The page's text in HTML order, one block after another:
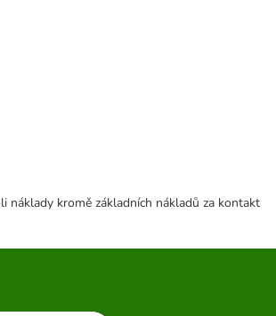
náklady kromě základních nákladů za kontakt